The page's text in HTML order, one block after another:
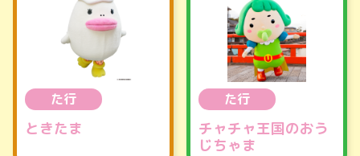
た行
ときたま
た行
チャチャ王国のおう
じちゃま